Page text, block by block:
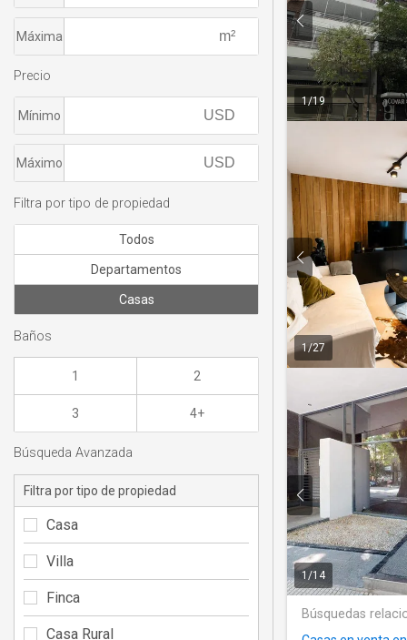
1/19
1/27
1 /14
Búsquedas
Máxima
Precio
Mínimo
Máximo
Filtra por tipo de propiedad
Todos
Departamentos
Casas
Baños
1 2
3 4+
Búsqueda Avanzada
Filtra por tipo de propiedad
Casa
Villa
Finca
Casa Rural